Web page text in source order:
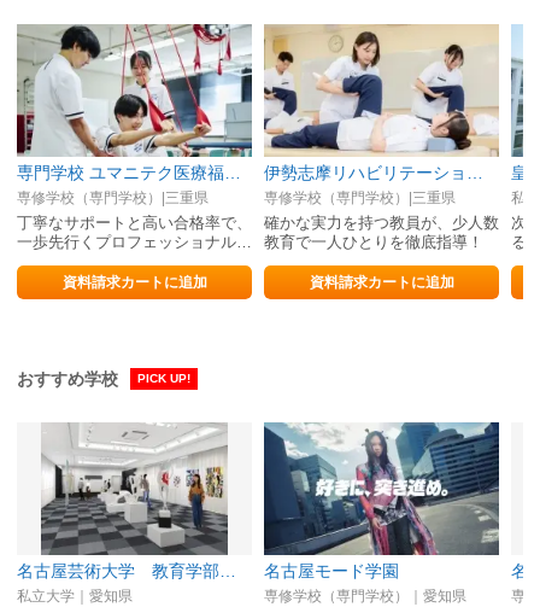
専修学校（専門学校）|三重県
丁寧なサポートと高い合格率で、
一歩先行くプロフェッショナル
へ！
資料請求カートに追加
専修学校（専門学校）|三重県
確かな実力を持つ教員が、少人数
教育で一人ひとりを徹底指導！
資料請求カートに追加
皇
私
次
る
界
おすすめ学校 PICK UP!
私立大学｜愛知県
名古屋モード学園
専修学校（専門学校）｜愛知県 専